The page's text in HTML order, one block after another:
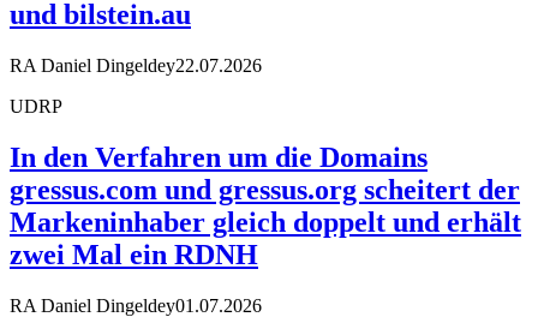
und bilstein.au
RA Daniel Dingeldey22.07.2026
UDRP
In den Verfahren um die Domains
gressus.com und gressus.org scheitert der
Markeninhaber gleich doppelt und erhält
zwei Mal ein RDNH
RA Daniel Dingeldey01.07.2026